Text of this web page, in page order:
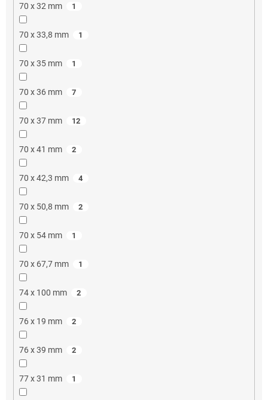
70 x 32 mm 1
70 x 33,8 mm 1
70 x 35 mm 1
70 x 36 mm 7
70 x 37 mm 12
70 x 41 mm 2
70 x 42,3 mm 4
70 x 50,8 mm 2
70 x 54 mm 1
70 x 67,7 mm 1
74 x 100 mm 2
76 x 19 mm 2
76 x 39 mm 2
77 x 31 mm 1